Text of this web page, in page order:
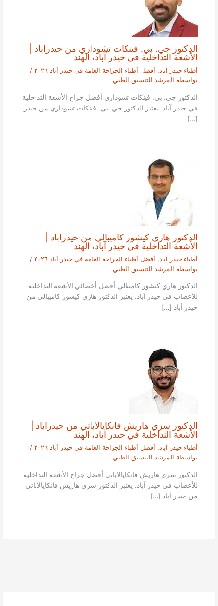
الدكتور جي. بي. فينكات تشوداري من حيدراباد |
الأشعة التداخلية في حيدر آباد، الهند
أطباء حيدر آباد, أفضل أطباء الجراحة العامة في حيدر أباد ٢٠٢٦
/
بواسطة المرشد للتنسيق الطبي
الدكتور جي. بي. فينكات تشوداري أفضل جراح الأشعة التداخلية
في حيدر آباد. يعتبر الدكتور جي. بي. فينكات تشوداري من حيدر
[…]
الدكتور هاري كيشور كاميبالي من حيدراباد |
الأشعة التداخلية في حيدر آباد، الهند
أطباء حيدر آباد , أفضل أطباء الجراحة العامة في حيدر أباد ٢٠٢٦
/
بواسطة المرشد للتنسيق الطبي
الدكتور هاري كيشور كاميبالي أفضل أخصائي الأشعة التداخلية
للأعصاب في حيدر آباد. يعتبر الدكتور هاري كيشور كاميبالي من
حيدر أباد […]
الدكتور سري هاريش فانكايالاباتي من حيدراباد |
الأشعة التداخلية في حيدر آباد، الهند
أطباء حيدر آباد , أفضل أطباء الجراحة العامة في حيدر أباد ٢٠٢٦
/
بواسطة المرشد للتنسيق الطبي
الدكتور سري هاريش فانكايالاباتي أفضل جراح الأشعة التداخلية
للأعصاب في حيدر آباد. يعتبر الدكتور سري هاريش فانكايالاباتي
من حيدر أباد […]